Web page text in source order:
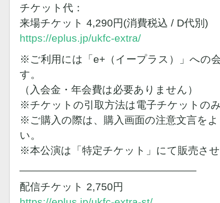
チケット代：
来場チケット 4,290円(消費税込 / D代別)
https://eplus.jp/ukfc-extra/
※ご利用には「e+（イープラス）」への
す。
（入会金・年会費は必要ありません）
※チケットの引取方法は電子チケットの
※ご購入の際は、購入画面の注意文言を
い。
※本公演は「特定チケット」にて販売さ
配信チケット 2,750円